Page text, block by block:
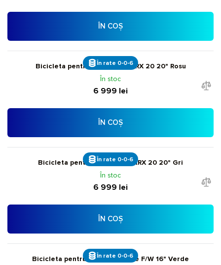
ÎN COȘ
În rate 0-0-6
Bicicleta pentru copii Giant ARX 20 20" Rosu
În stoc
6 999 lei
ÎN COȘ
În rate 0-0-6
Bicicleta pentru copii Giant ARX 20 20" Gri
În stoc
6 999 lei
ÎN COȘ
În rate 0-0-6
Bicicleta pentru copii Liv Adore F/W 16" Verde